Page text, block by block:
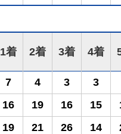
1着 2着 3着 4着
7 4 3
3
16 19 16 15
19 21 26 14